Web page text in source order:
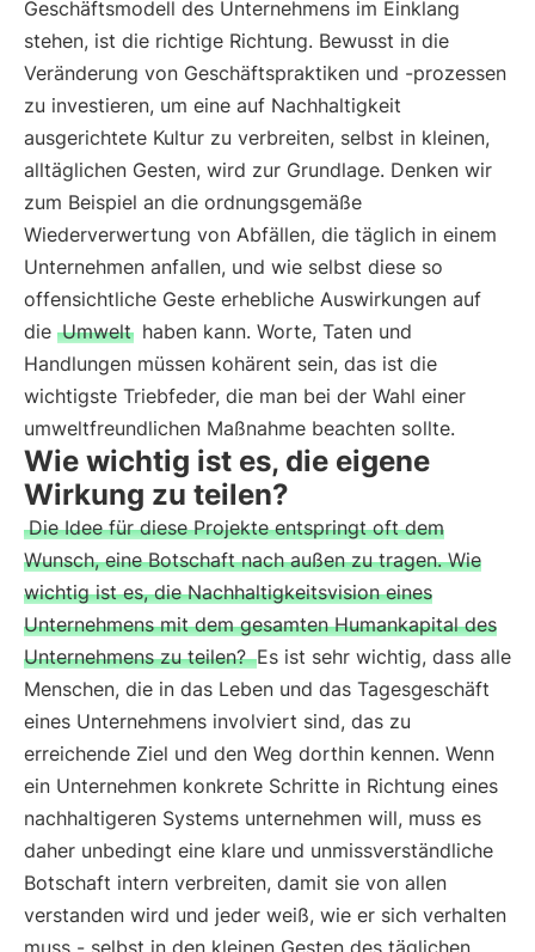
Geschäftsmodell des Unternehmens im Einklang
stehen, ist die richtige Richtung. Bewusst in die
Veränderung von Geschäftspraktiken und -prozessen
zu investieren, um eine auf Nachhaltigkeit
ausgerichtete Kultur zu verbreiten, selbst in kleinen,
alltäglichen Gesten, wird zur Grundlage. Denken wir
zum Beispiel an die ordnungsgemäße
Wiederverwertung von Abfällen, die täglich in einem
Unternehmen anfallen, und wie selbst diese so
offensichtliche Geste erhebliche Auswirkungen auf
die Umwelt haben kann. Worte, Taten und
Handlungen müssen kohärent sein, das ist die
wichtigste Triebfeder, die man bei der Wahl einer
umweltfreundlichen Maßnahme beachten sollte.
Wie wichtig ist es, die eigene
Wirkung zu teilen?
Die Idee für diese Projekte entspringt oft dem
Wunsch, eine Botschaft nach außen zu tragen. Wie
wichtig ist es, die Nachhaltigkeitsvision eines
Unternehmens mit dem gesamten Humankapital des
Unternehmens zu teilen? Es ist sehr wichtig, dass alle
Menschen, die in das Leben und das Tagesgeschäft
eines Unternehmens involviert sind, das zu
erreichende Ziel und den Weg dorthin kennen. Wenn
ein Unternehmen konkrete Schritte in Richtung eines
nachhaltigeren Systems unternehmen will, muss es
daher unbedingt eine klare und unmissverständliche
Botschaft intern verbreiten, damit sie von allen
verstanden wird und jeder weiß, wie er sich verhalten
muss - selbst in den kleinen Gesten des täglichen